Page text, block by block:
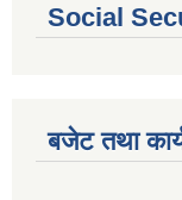
Social
बजेट तथा